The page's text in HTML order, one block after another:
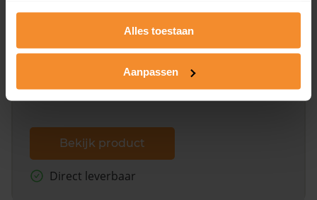
Alles toestaan
Aanpassen
Een uitgebreid overzicht van het perceel en
dit inclusief de luchtfoto!
Bekijk product
Direct leverbaar